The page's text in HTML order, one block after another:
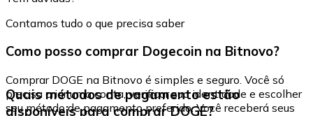
Contamos tudo o que precisa saber
Como posso comprar Dogecoin na Bitnovo?
Comprar DOGE na Bitnovo é simples e seguro. Você só
precisa criar uma conta, verificar sua identidade e escolher
seu método de pagamento preferido. Você receberá seus
Quais métodos de pagamento estão
disponíveis para comprar DOGE?